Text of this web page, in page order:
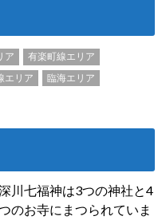
ア
有楽町線エリア
エリア
臨海エリア
川七福神は3つの神社と4
のお寺にまつられていま